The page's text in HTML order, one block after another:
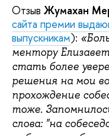
Отзыв Жумахан
сайта премии
выпускникам):
ментору
стать более
решения на мои
прохождение
тоже.
слова: "на